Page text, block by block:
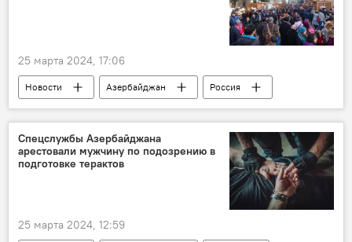
25 марта 2024, 17:06
Новости Азербайджан
Россия
Туризм
Статистика
Вугар Байрамов
Турция
Спецслужбы Азербайджана
арестовали мужчину по подозрению в
подготовке терактов
25 марта 2024, 12:59